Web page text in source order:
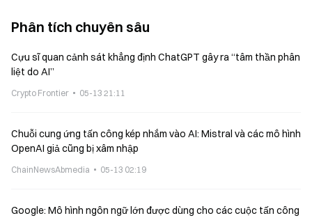
Phân tích chuyên sâu
Cựu sĩ quan cảnh sát khẳng định ChatGPT gây ra “tâm thần phân
liệt do AI”
Crypto Frontier 05-13 21:11
Chuỗi cung ứng tấn công kép nhắm vào AI: Mistral và các mô hình
OpenAI giả cũng bị xâm nhập
ChainNewsAbmedia 05-13 02:19
Google: Mô hình ngôn ngữ lớn được dùng cho các cuộc tấn công